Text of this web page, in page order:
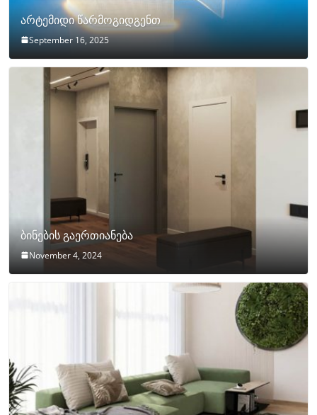
არტემიდი წარმოგიდგენთ
September 16, 2025
ბინების გაერთიანება
November 4, 2024